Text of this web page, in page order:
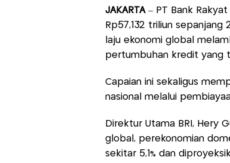
JAKARTA – PT Bank
Rp57,132 triliun
laju ekonomi global
pertumbuhan kredit yang
Capaian ini sekaligus
nasional melalui
Direktur Utama BRI, Hery
global, perekonomian
sekitar 5,1% dan